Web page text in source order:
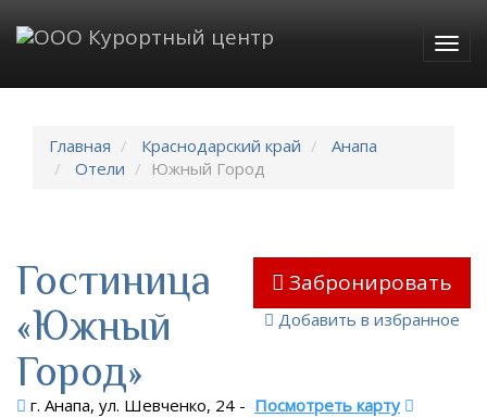
Главная Краснодарский край
Анапа
Отели
Южный Город
Забронировать
Добавить в избранное
Гостиница
«Южный
Город»
г. Анапа, ул. Шевченко, 24 - Посмотреть карту